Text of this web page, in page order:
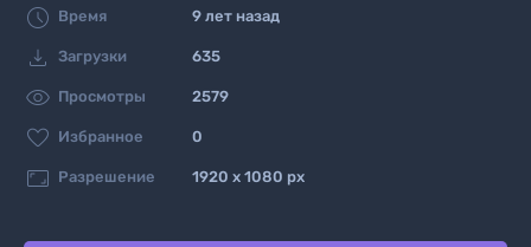
 Время 9 лет назад
 Загрузки 635
 Просмотры 2579
 Избранное 0
 Разрешение 1920 x 1080 px